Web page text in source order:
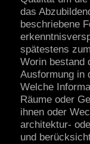
das
beschriebene
spätestens
Worin bestand
Ausformung in
Welche
Räume oder
ihnen oder
architektur-
und